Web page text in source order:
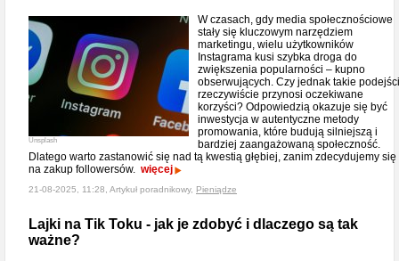
Unsplash
W czasach, gdy media społecznościowe
stały się kluczowym narzędziem
marketingu, wielu użytkowników
Instagrama kusi szybka droga do
zwiększenia popularności – kupno
obserwujących. Czy jednak takie
rzeczywiście przynosi oczekiwane
korzyści? Odpowiedzią okazuje się być
inwestycja w autentyczne metody
promowania, które budują silniejszą i
bardziej zaangażowaną społeczność.
Dlatego warto zastanowić się nad tą kwestią głębiej, zanim zdecydujemy się
na zakup followersów. więcej
21-08-2025, 11:28, Artykuł poradnikowy, Pieniądze
Lajki na Tik Toku - jak je zdobyć i dlaczego są tak
ważne?